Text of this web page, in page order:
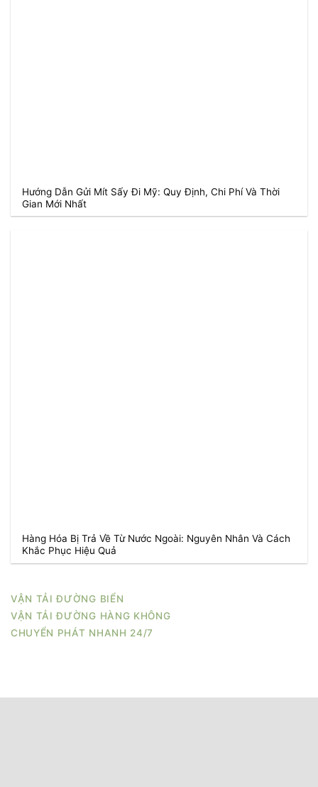
Hướng Dẫn Gửi Mít Sấy Đi Mỹ: Quy Định, Chi Phí Và Thời
Gian Mới Nhất
Hàng Hóa Bị Trả Về Từ Nước Ngoài: Nguyên Nhân Và Cách
Khắc Phục Hiệu Quả
VẬN TẢI ĐƯỜNG BIỂN
VẬN TẢI ĐƯỜNG HÀNG KHÔNG
CHUYỂN PHÁT NHANH 24/7